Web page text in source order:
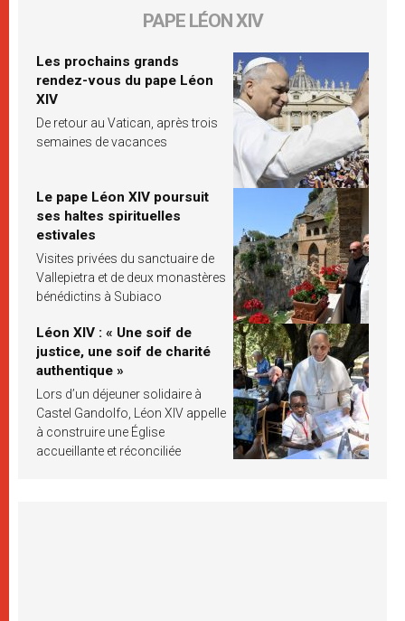
PAPE LÉON XIV
Les prochains grands
rendez-vous du pape Léon
XIV
De retour au Vatican, après trois
semaines de vacances
Le pape Léon XIV poursuit
ses haltes spirituelles
estivales
Visites privées du sanctuaire de
Vallepietra et de deux monastères
bénédictins à Subiaco
Léon XIV : « Une soif de
justice, une soif de charité
authentique »
Lors d’un déjeuner solidaire à
Castel Gandolfo, Léon XIV appelle
à construire une Église
accueillante et réconciliée